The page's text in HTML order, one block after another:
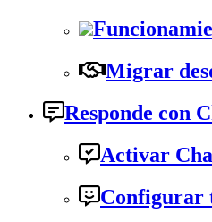
Migrar
Responde con
Activar
Configurar